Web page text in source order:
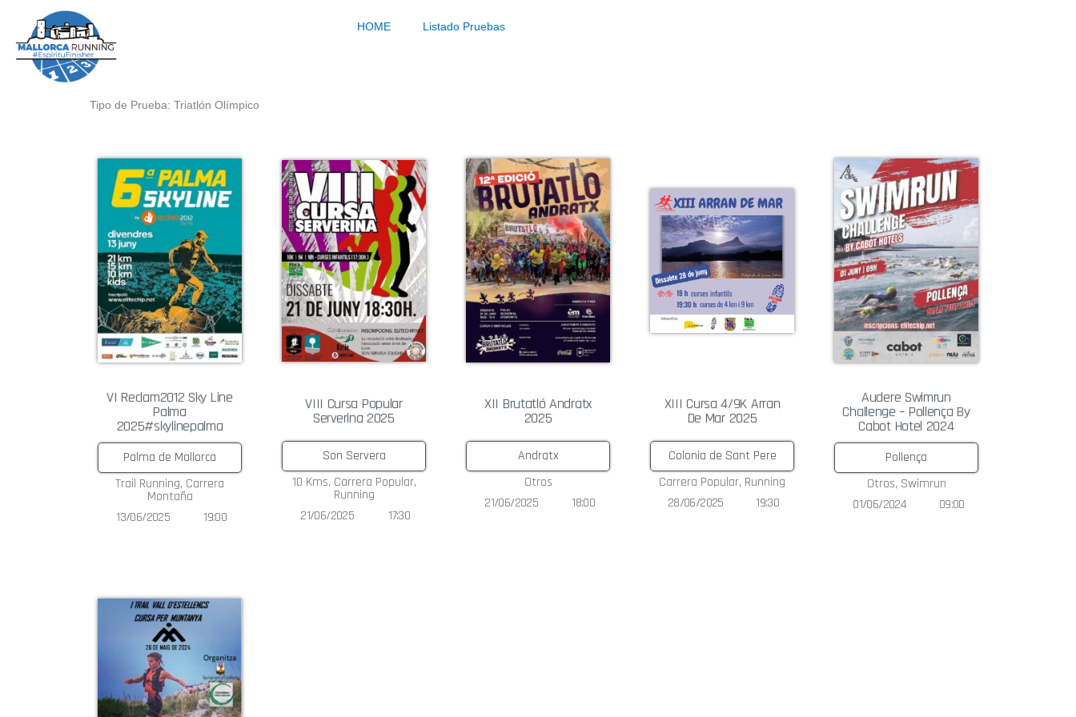
contenido
HOME Listado Pruebas
Tipo de Prueba: Triatlón Olímpico
VI Reclam2012 Sky Line
Palma
2025#skylinepalma
Palma de Mallorca
Trail Running, Carrera
Montaña
13/06/2025
19:00
VIII Cursa Popular
Serverina 2025
Son Servera
10 Kms, Carrera Popular,
Running
21/06/2025
17:30
XII Brutatló Andratx
2025
Andratx
Otros
21/06/2025
18:00
XIII Cursa 4/9K Arran
De Mar 2025
Colonia de Sant Pere
Carrera Popular, Running
28/06/2025
19:30
Audere Swimrun
Challenge – Pollença By
Cabot Hotel 2024
Pollença
Otros, Swimrun
01/06/2024
09:00